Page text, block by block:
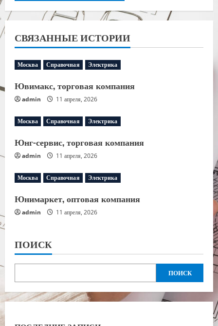
СВЯЗАННЫЕ ИСТОРИИ
Москва Справочная Электрика
Ювимакс, торговая компания
admin 11 апреля, 2026
Москва Справочная Электрика
Юнг-сервис, торговая компания
admin 11 апреля, 2026
Москва Справочная Электрика
Юнимаркет, оптовая компания
admin 11 апреля, 2026
ПОИСК
ПОИСК